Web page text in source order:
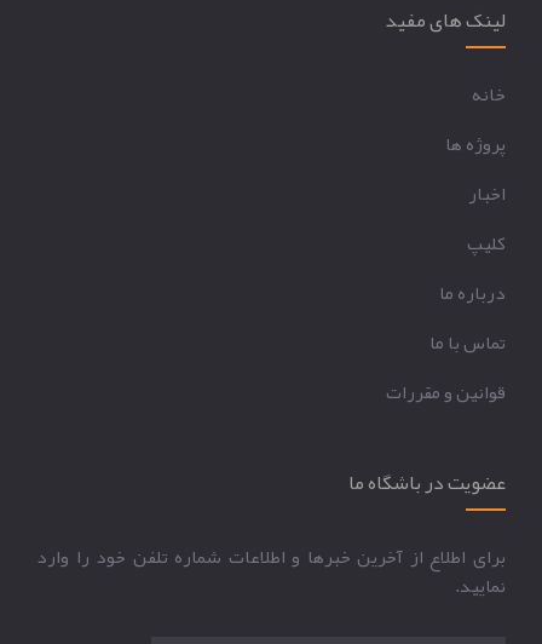
لینک های مفید
خانه
پروژه ها
اخبار
کليپ
درباره ما
تماس با ما
قوانين و مقررات
عضویت در باشگاه ما
برای اطلاع از آخرین خبرها و اطلاعات شماره تلفن خود را وارد
نمایید.